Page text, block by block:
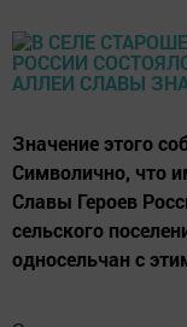
Значение этого
Символично, что
Славы Героев
сельского
односельчан с